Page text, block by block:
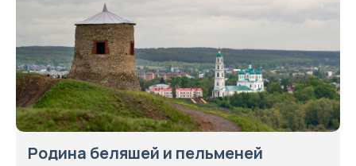
Родина беляшей и пельменей